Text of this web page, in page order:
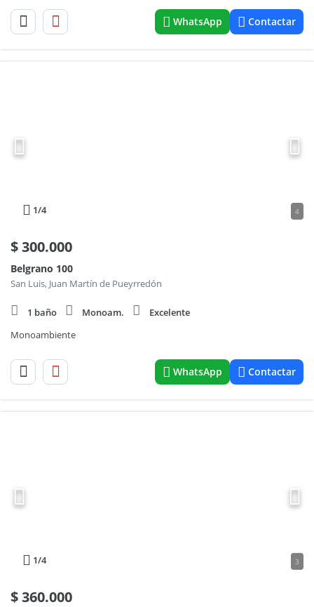
WhatsApp Contactar
1/4 4
$300.000
Belgrano 100
San Luis, Juan Martín de Pueyrredón
1 baño Monoam.
Excelente
Monoambiente
WhatsApp Contactar
1/4 3
$360.000